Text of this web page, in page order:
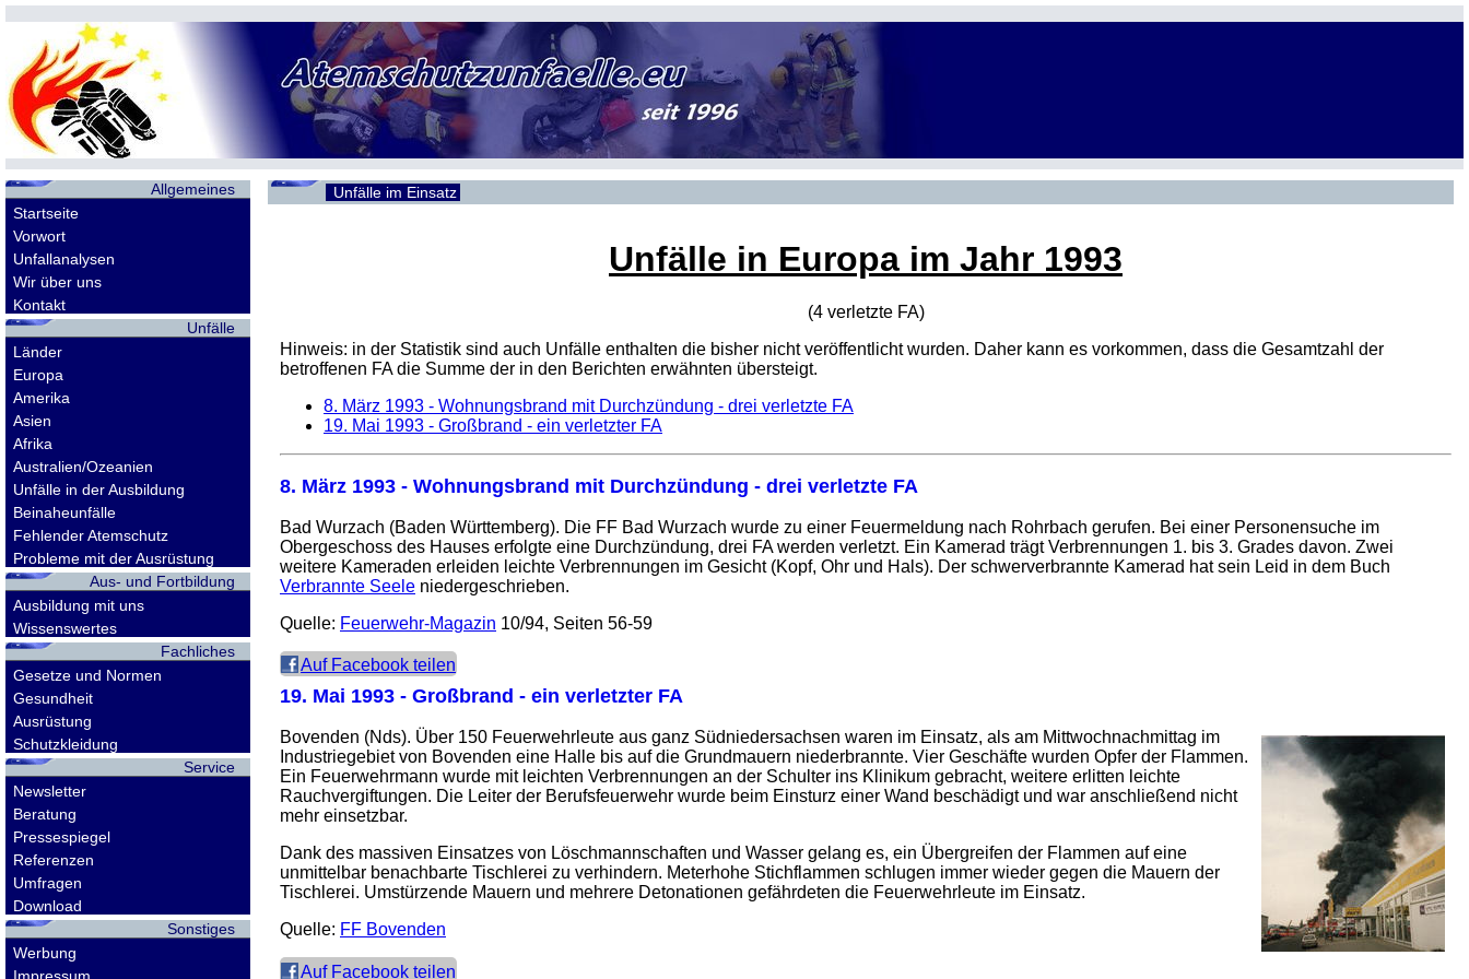
Allgemeines
Startseite
Vorwort
Unfallanalysen
Wir über uns
Kontakt
Unfälle
Länder
Europa
Amerika
Asien
Afrika
Australien/Ozeanien
Unfälle in der Ausbildung
Beinaheunfälle
Fehlender Atemschutz
Probleme mit der Ausrüstung
Aus- und Fortbildung
Ausbildung mit uns
Wissenswertes
Fachliches
Gesetze und Normen
Gesundheit
Ausrüstung
Schutzkleidung
Service
Newsletter
Beratung
Pressespiegel
Referenzen
Umfragen
Download
Sonstiges
Werbung
Unfälle im Einsatz
Unfälle in Europa im Jahr 1993
(4 verletzte FA)
Hinweis: in der Statistik sind auch Unfälle enthalten die bisher nicht veröffentlicht wurden. Daher kann es vorkommen, dass die Gesamtzahl der
betroffenen FAdie Summe der in den Berichten erwähnten übersteigt.
8. März 1993 - Wohnungsbrand mit Durchzündung - drei verletzte FA
19. Mai 1993 - Großbrand - ein verletzter FA
8. März 1993 - Wohnungsbrand mit Durchzündung - drei verletzte FA
Bad Wurzach (Baden Württemberg). Die FF Bad Wurzach wurde zu einer Feuermeldung nach Rohrbach gerufen. Bei einer Personensuche im
Obergeschoss des Hauses erfolgte eine Durchzündung, drei FA werden verletzt. Ein Kamerad trägt Verbrennungen 1. bis 3. Grades davon. Zwei
weitere Kameraden erleiden leichte Verbrennungen im Gesicht (Kopf, Ohr und Hals). Der schwerverbrannte Kamerad hat sein Leid in dem Buch
Verbrannte Seele niedergeschrieben.
Quelle: Feuerwehr-Magazin 10/94, Seiten 56-59
Auf Facebook teilen
19. Mai 1993 - Großbrand - ein verletzter FA
Bovenden (Nds). Über 150 Feuerwehrleute aus ganz Südniedersachsen waren im Einsatz, als am Mittwochnachmittag im
Industriegebiet von Bovenden eine Halle bis auf die Grundmauern niederbrannte. Vier Geschäfte wurden Opfer der Flammen.
Ein Feuerwehrmann wurde mit leichten Verbrennungen an der Schulter ins Klinikum gebracht, weitere erlitten leichte
Rauchvergiftungen. Die Leiter der Berufsfeuerwehr wurde beim Einsturz einer Wand beschädigt und war anschließend nicht
mehr einsetzbar.
Dank des massiven Einsatzes von Löschmannschaften und Wasser gelang es, ein Übergreifen der Flammen auf eine
unmittelbar benachbarte Tischlerei zu verhindern. Meterhohe Stichflammen schlugen immer wieder gegen die Mauern der
Tischlerei. Umstürzende Mauern und mehrere Detonationen gefährdeten die Feuerwehrleute im Einsatz.
Quelle: FF Bovenden
Auf Facebook teilen